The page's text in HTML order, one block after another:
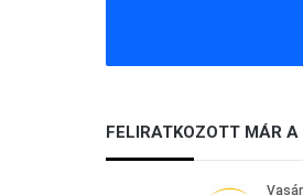
FELIRATKOZOTT MÁR A